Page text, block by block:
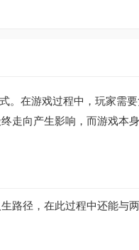
。在游戏过程中，玩家需
走向产生影响，而游戏本
路径，在此过程中还能与